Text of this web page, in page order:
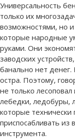
Универсальность
только их
возможностями, но
которые народные
руками. Они
заводских
банально нет денег.
остра. Поэтому,
не только
лебедки, ледобуры,
которые технически
приспосабливать из
инструмента.